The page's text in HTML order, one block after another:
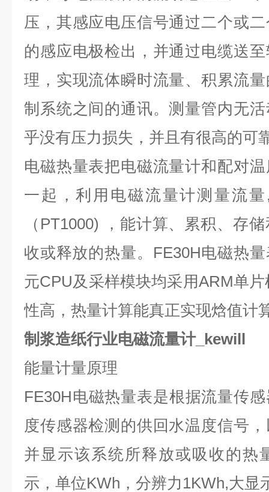
压，其感应电压信号通过二个或
的感应电极检出，并通过电缆送
理，实现流体瞬时流量、积累流
制系统之间的通讯。测量管内无
乎没有压力损失，并且有很高的可
电磁热量表把电磁流量计和配对
一起，利用电磁流量计测量流量
（ PT1000)
，能计算、累积、存
收或释放的热量。 FE30H电磁热
元CPU及采样模块均采用ARM单片
性高，热量计算能真正实现焓值计
制浆造纸行业电磁流量计_kewill
能量计量原理
FE30H电磁热量表是根据流量传
度传感器检测的供回水温度信号
并显示该系统所释放或吸收的热
示，单位KWh ，分辨力 1KWh,大显